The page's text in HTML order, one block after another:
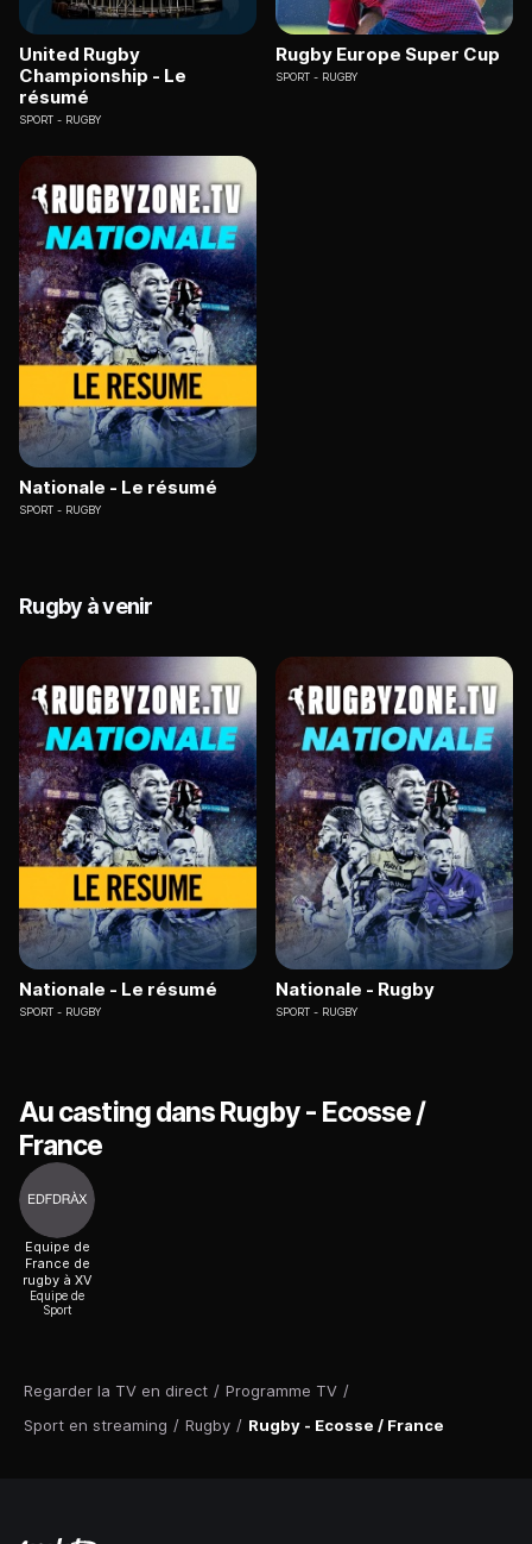
Regarder la TV en direct / Programme TV /
Sport en streaming / Rugby / Rugby - Ecosse / France
United Rugby
Championship - Le
résumé
SPORT RUGBY
Rugby Europe Super Cup
SPORT RUGBY
Nationale - Le résumé
SPORT RUGBY
Rugby à venir
Nationale - Le résumé
SPORT RUGBY
Nationale - Rugby
SPORT RUGBY
Au casting dans Rugby - Ecosse /
France
Equipe de
France de
rugby à XV
Equipe de
Sport